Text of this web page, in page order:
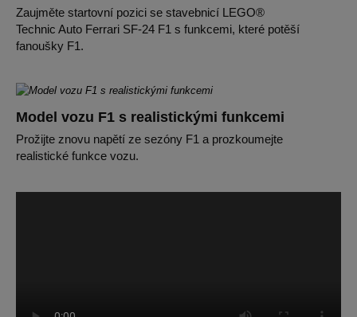
Zaujměte startovní pozici se stavebnicí LEGO®
Technic Auto Ferrari SF-24 F1 s funkcemi, které potěší
fanoušky F1.
Model vozu F1 s realistickými funkcemi
Prožijte znovu napětí ze sezóny F1 a prozkoumejte
realistické funkce vozu.